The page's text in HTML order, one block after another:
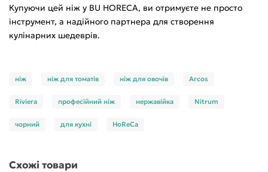
Купуючи цей ніж у BU HORECA, ви отримуєте не просто
інструмент, а надійного партнера для створення
кулінарних шедеврів.
ніж ніж для томатів ніж для овочів Arcos
Riviera професійний ніж нержавійка Nitrum
чорний для кухні HoReCa
Схожі товари